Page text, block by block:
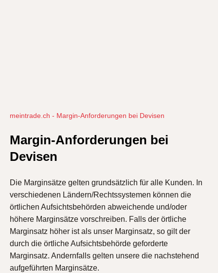
meintrade.ch - Margin-Anforderungen bei Devisen
Margin-Anforderungen bei
Devisen
Die Marginsätze gelten grundsätzlich für alle Kunden. In
verschiedenen Ländern/Rechtssystemen können die
örtlichen Aufsichtsbehörden abweichende und/oder
höhere Marginsätze vorschreiben. Falls der örtliche
Marginsatz höher ist als unser Marginsatz, so gilt der
durch die örtliche Aufsichtsbehörde geforderte
Marginsatz. Andernfalls gelten unsere die nachstehend
aufgeführten Marginsätze.